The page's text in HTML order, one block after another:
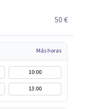
50 €
Más horas
10:00
13:00